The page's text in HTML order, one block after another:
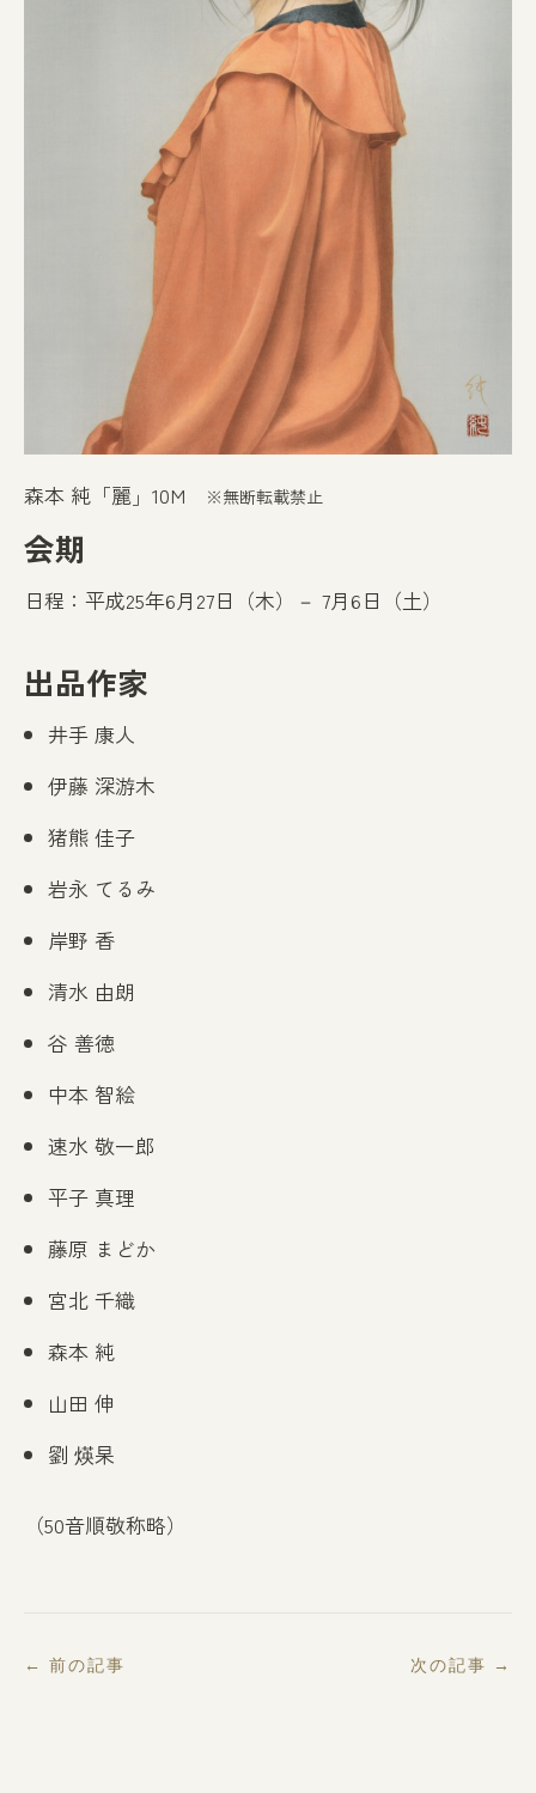
森本 純「麗」10M ※無断転載禁止
会期
日程：平成25年6月27日（木）－ 7月6日（土）
出品作家
井手 康人
伊藤 深游木
猪熊 佳子
岩永 てるみ
岸野 香
清水 由朗
谷 善徳
中本 智絵
速水 敬一郎
平子 真理
藤原 まどか
宮北 千織
森本 純
山田 伸
劉 煐杲
（50音順敬称略）
← 前の記事 次の記事 →